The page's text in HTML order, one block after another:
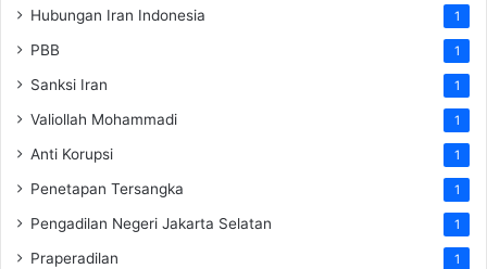
Hubungan Iran Indonesia 1
PBB 1
Sanksi Iran 1
Valiollah Mohammadi 1
Anti Korupsi 1
Penetapan Tersangka 1
Pengadilan Negeri Jakarta Selatan 1
Praperadilan 1